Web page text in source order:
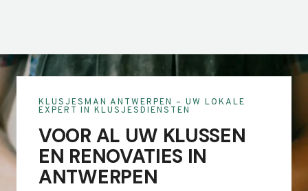
KLUSJESMAN ANTWERPEN – UW LOKALE
EXPERT IN KLUSJESDIENSTEN
VOOR AL UW KLUSSEN
EN RENOVATIES IN
ANTWERPEN